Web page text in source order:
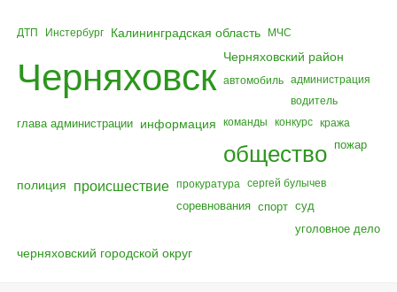
ДТП Инстербург Калининградская область МЧС
Черняховск Черняховский район
автомобиль администрация
водитель
глава администрации информация команды конкурс кража
общество пожар
полиция происшествие прокуратура сергей булычев
соревнования спорт суд
уголовное дело
черняховский городской округ